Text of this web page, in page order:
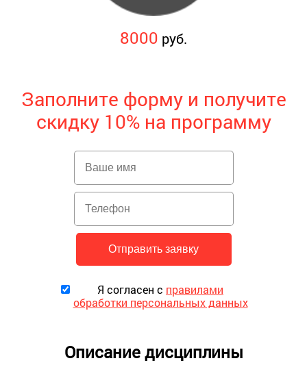
8000 руб.
Заполните форму и получите
скидку 10% на программу
Я согласен с правилами
обработки персональных данных
Описание дисциплины